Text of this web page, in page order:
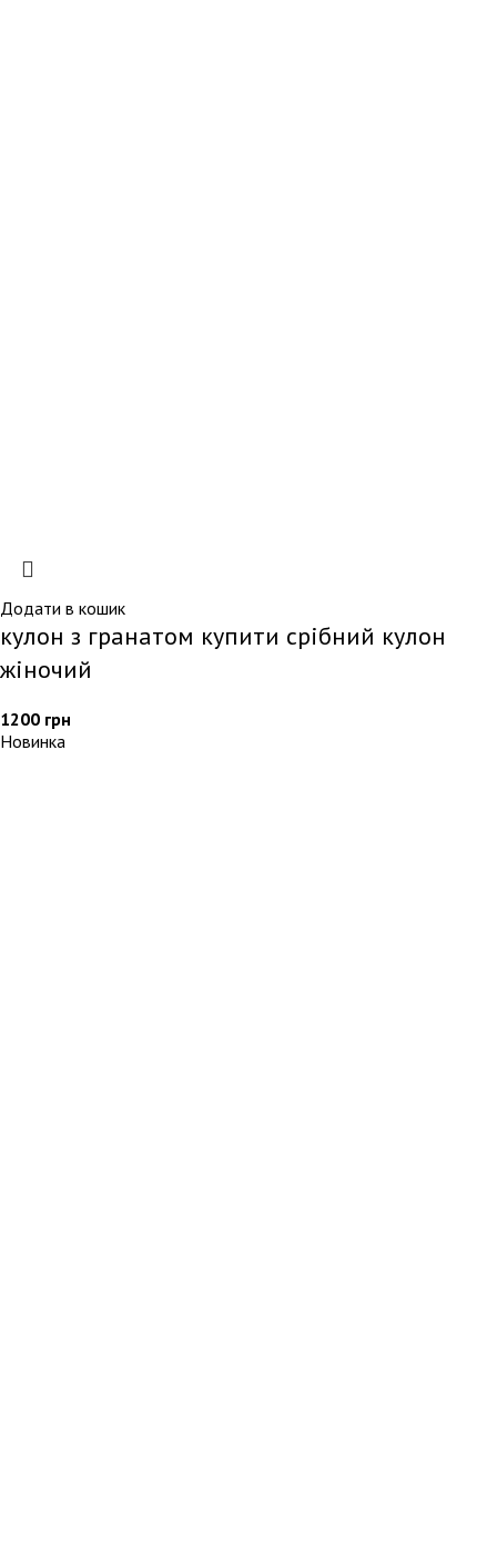
Додати в кошик
кулон з гранатом купити срібний кулон
жіночий
1200 грн
Новинка